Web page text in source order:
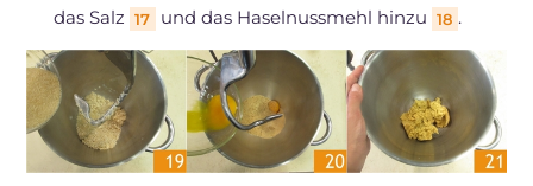
das Salz 17 und das Haselnussmehl hinzu 18 .